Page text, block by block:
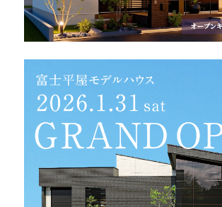
nattoku住宅 10のこだわり
理想の暮らしを引き出すデザイ
家具まで標準仕様の空間コーディ
身体に優しい自然素材の家
耐震等級3 & 許容応力度計算 全